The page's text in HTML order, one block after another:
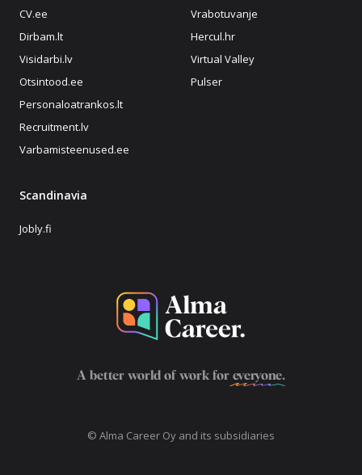
CV.ee
Dirbam.lt
Visidarbi.lv
Otsintood.ee
Personaloatrankos.lt
Recruitment.lv
Varbamisteenused.ee
Vrabotuvanje
Hercul.hr
Virtual Valley
Pulser
Scandinavia
Jobly.fi
A better world of work for everyone.
© Alma Career Oy and its subsidiaries